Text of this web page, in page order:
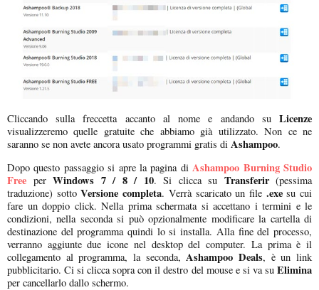
Cliccando sulla freccetta accanto al nome e andando su Licenze
visualizzeremo quelle gratuite che abbiamo già utilizzato. Non ce ne
saranno se non avete ancora usato programmi gratis di Ashampoo.
Dopo questo passaggio si apre la pagina di Ashampoo Burning Studio
Free per Windows 7 / 8 / 10. Si clicca su Transferir(pessima
traduzione) sottoVersione completa. Verrà scaricato un file.exesu cui
fare un doppio click. Nella prima schermata si accettano i termini e le
condizioni, nella seconda si può opzionalmente modificare la cartella di
destinazione del programma quindi lo si installa. Alla fine del processo,
verranno aggiunte due icone nel desktop del computer. La prima è il
collegamento al programma, la seconda, Ashampoo Deals, è un link
pubblicitario. Ci si clicca sopra con il destro del mouse e si va suElimina
per cancellarlo dallo schermo.